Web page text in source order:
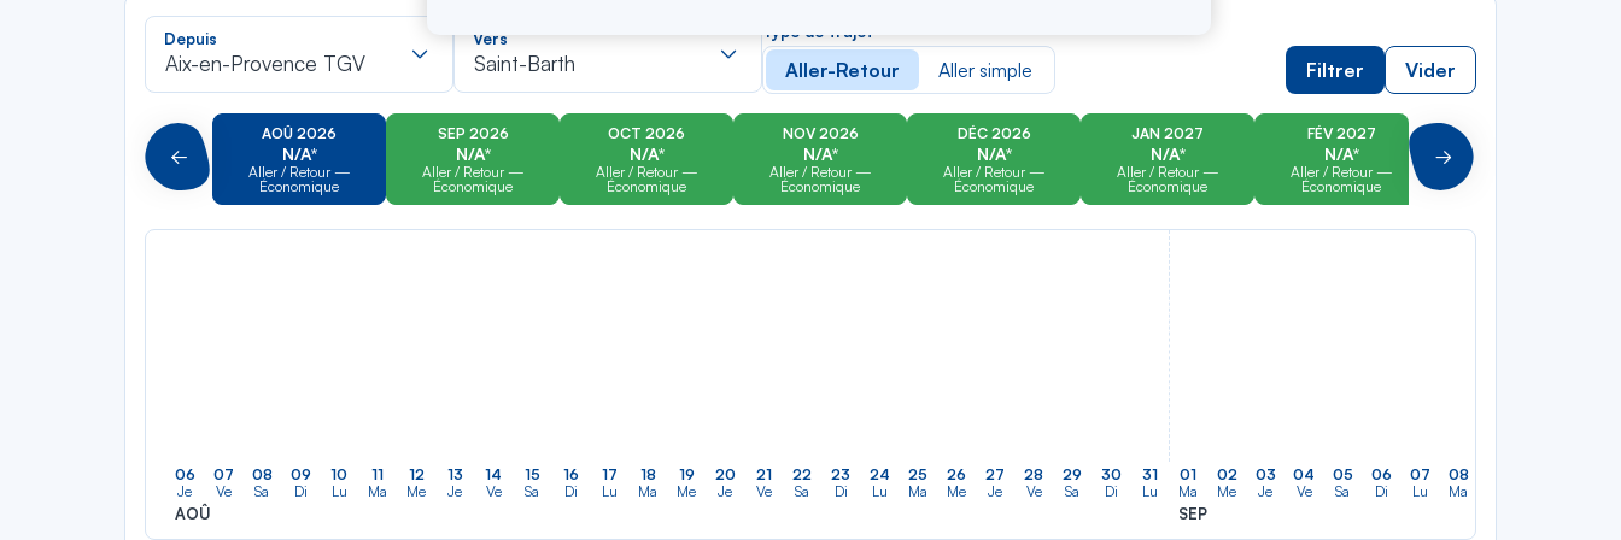
Depuis
Aix-en-Provence TGV
Rechercher
dans
la
liste
Vers
Saint-Barth
Rechercher
dans
la
liste
Type de trajet
Aller-Retour Aller simple Filtrer Vider
Précédent
AOÛ 2026
N/A*
Aller / Retour —
Économique
SEP 2026
N/A*
Aller / Retour —
Économique
OCT 2026
N/A*
Aller / Retour —
Économique
NOV 2026
N/A*
Aller / Retour —
Économique
DÉC 2026
N/A*
Aller / Retour —
Économique
JAN 2027
N/A*
Aller / Retour —
Économique
FÉV 2027
N/A*
Aller / Retour —
Économique
Aller / Retour —
Suivant
06
Je
AOÛ
07
Ve
08
Sa
09
Di
10
Lu
11
Ma
12
Me
13
Je
14
Ve
15
Sa
16
Di
17
Lu
18
Ma
19
Me
20
Je
21
Ve
22
Sa
23
Di
24
Lu
25
Ma
26
Me
27
Je
28
Ve
29
Sa
30
Di
31
Lu
01
Ma
SEP
02
Me
03
Je
04
Ve
05
Sa
06
Di
07
Lu
08
Ma